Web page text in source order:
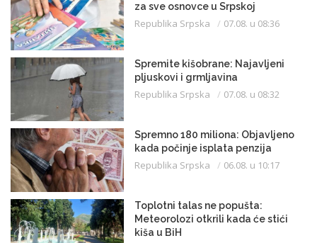
za sve osnovce u Srpskoj
Republika Srpska 07.08. u 08:36
Spremite kišobrane: Najavljeni
pljuskovi i grmljavina
Republika Srpska 07.08. u 08:32
Spremno 180 miliona: Objavljeno
kada počinje isplata penzija
Republika Srpska 06.08. u 10:17
Toplotni talas ne popušta:
Meteorolozi otkrili kada će stići
kiša u BiH